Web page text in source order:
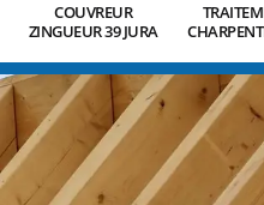
COUVREUR
ZINGUEUR 39 JURA